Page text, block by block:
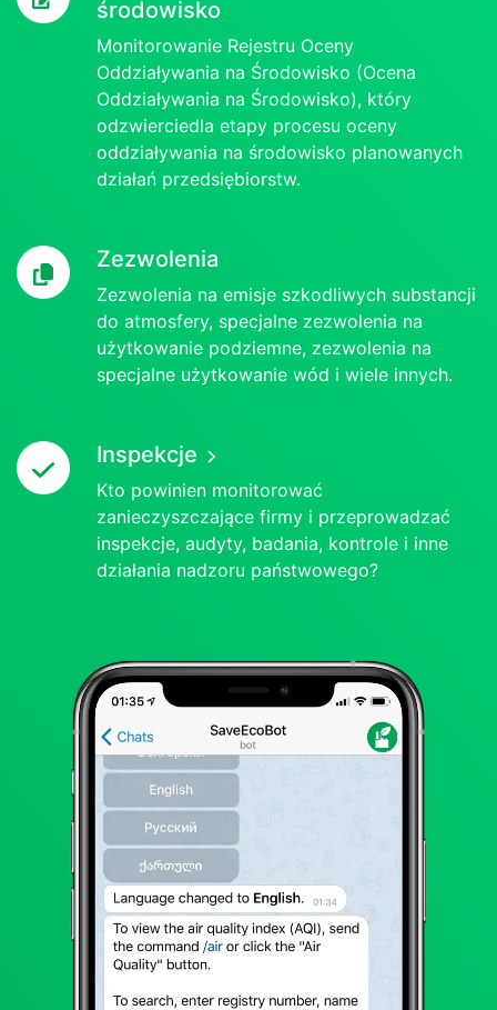
środowisko
Monitorowanie Rejestru Oceny
Oddziaływania na Środowisko (Ocena
Oddziaływania na Środowisko), który
odzwierciedla etapy procesu oceny
oddziaływania na środowisko planowanych
działań przedsiębiorstw.
Zezwolenia
Zezwolenia na emisje szkodliwych substancji
do atmosfery, specjalne zezwolenia na
użytkowanie podziemne, zezwolenia na
specjalne użytkowanie wód i wiele innych.
Inspekcje
Kto powinien monitorować
zanieczyszczające firmy i przeprowadzać
inspekcje, audyty, badania, kontrole i inne
działania nadzoru państwowego?